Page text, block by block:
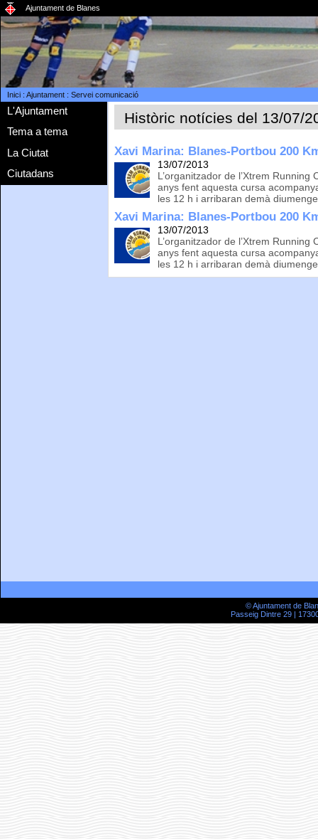
Ajuntament de Blanes
Inici: Ajuntament: Servei comunicació
L'Ajuntament
Tema a tema
La Ciutat
Ciutadans
Històric notícies del 13/07/
Xavi Marina: Blanes-Portbou 200
13/07/2013
L’organitzador de l’Xtrem
anys fent aquesta cursa
les 12 h i arribaran demà
Xavi Marina: Blanes-Portbou 200
13/07/2013
L’organitzador de l’Xtrem
anys fent aquesta cursa
les 12 h i arribaran demà
© Ajuntament de
Passeig Dintre 29 |